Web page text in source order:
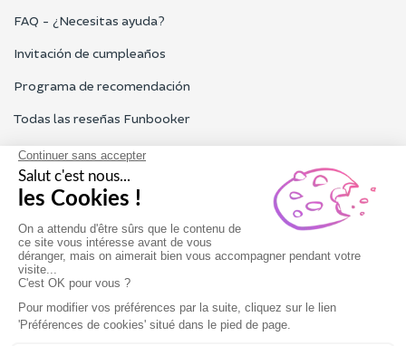
FAQ - ¿Necesitas ayuda?
Invitación de cumpleaños
Programa de recomendación
Todas las reseñas Funbooker
Contacta con nosotros
Nuestro servicio al cliente está abierto de lunes a viernes de 9h
a 18h
Contacta con nosotros